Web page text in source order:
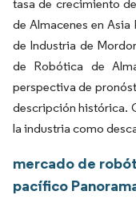
tasa de crecimiento
de Almacenes en
de Industria de
de Robótica de
perspectiva de
descripción histórica.
la industria como
mercado de
pacífico